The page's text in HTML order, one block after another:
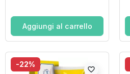
Aggiungi al carrello
-22%
favorite_border